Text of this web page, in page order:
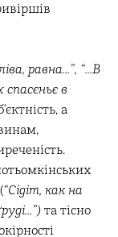
равна…”, “…В
спасєньє в
а
“Сідіт, как на
та тісно